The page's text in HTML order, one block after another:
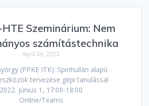
HTE Szeminárium: Nem
számítástechnika
April 26, 2022
(PPKE ITK): Spinhullán alapú
tervezése gépi tanulással
2022. június 1, 17:00-18:00
Online/Teams